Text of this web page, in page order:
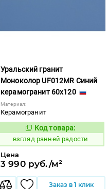
Уральский гранит
Моноколор UF012MR Синий
керамогранит 60x120
Материал:
Керамогранит
134702
Код товара:
взгляд ранней радости
Цена
3 990 руб./м²
Заказ в 1 клик